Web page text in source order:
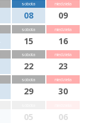
sobota
08
niedziela
09
sobota
15
niedziela
16
sobota
22
niedziela
23
sobota
29
niedziela
30
05 06